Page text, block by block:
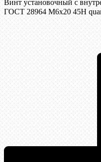
Винт установочный с
ГОСТ 28964 М6x20 45Н